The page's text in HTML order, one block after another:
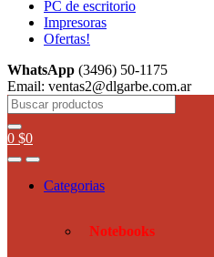
PC de escritorio
Impresoras
Ofertas!
WhatsApp (3496) 50-1175
Email: ventas2@dlgarbe.com.ar
0 $0
Categorias
Notebooks